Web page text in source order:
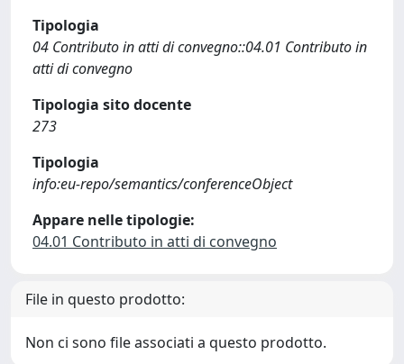
Tipologia
04 Contributo in atti di convegno::04.01 Contributo in
atti di convegno
Tipologia sito docente
273
Tipologia
info:eu-repo/semantics/conferenceObject
Appare nelle tipologie:
04.01 Contributo in atti di convegno
File in questo prodotto:
Non ci sono file associati a questo prodotto.